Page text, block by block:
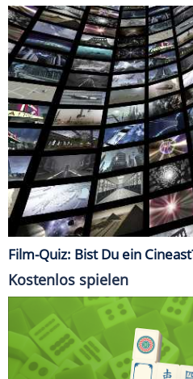
Film-Quiz: Bist Du ein
Kostenlos spielen